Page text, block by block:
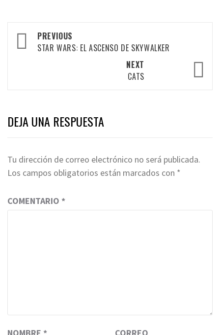
Post
navigation
PREVIOUS
STAR WARS: EL ASCENSO DE SKYWALKER
NEXT
CATS
DEJA UNA RESPUESTA
Tu dirección de correo electrónico no será publicada.
Los campos obligatorios están marcados con *
COMENTARIO *